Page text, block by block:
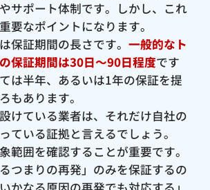
サポート体制です。しかし、これ
要なポイントになります。
保証期間の長さです。 一般的なト
保証期間は30日〜90日程度です
は半年、あるいは1年の保証を提
もあります。
けている業者は、それだけ自社の
ている証拠と言えるでしょう。
範囲を確認することが重要です。
つまりの再発」のみを保証するの